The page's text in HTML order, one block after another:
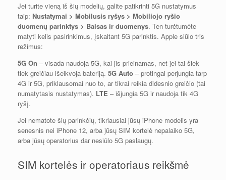
Jei turite vieną iš šių modelių, galite patikrinti 5G nustatymus
taip: Nustatymai > Mobilusis ryšys > Mobiliojo ryšio
duomenų parinktys > Balsas ir duomenys. Ten turėtumėte
matyti kelis pasirinkimus, įskaitant 5G parinktis. Apple siūlo tris
režimus:
5G On – visada naudoja 5G, kai jis prieinamas, net jei tai šiek
tiek greičiau išeikvoja bateriją. 5G Auto – protingai perjungia tarp
4G ir 5G, priklausomai nuo to, ar tikrai reikia didesnio greičio (tai
numatytasis nustatymas). LTE – išjungia 5G ir naudoja tik 4G
ryšį.
Jei nematote šių parinkčių, tikriausiai jūsų iPhone modelis yra
senesnis nei iPhone 12, arba jūsų SIM kortelė nepalaiko 5G,
arba jūsų operatorius dar nesiūlo 5G paslaugų.
SIM kortelės ir operatoriaus reikšmė